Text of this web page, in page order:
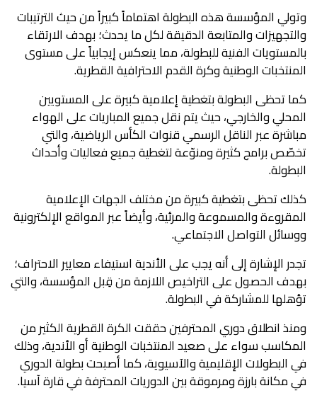
وتولي المؤسسة هذه البطولة اهتماماً كبيراً من حيث الترتيبات
والتجهيزات والمتابعة الدقيقة لكل ما يحدث؛ بهدف الارتقاء
بالمستويات الفنية للبطولة، مما ينعكس إيجابياً على مستوى
المنتخبات الوطنية وكرة القدم الاحترافية القطرية.
كما تحظى البطولة بتغطية إعلامية كبيرة على المستويين
المحلي والخارجي، حيث يتم نقل جميع المباريات على الهواء
مباشرة عبر الناقل الرسمي قنوات الكأس الرياضية، والتي
تخصّص برامج كثيرة ومنوّعة لتغطية جميع فعاليات وأحداث
البطولة.
كذلك تحظى بتغطية كبيرة من مختلف الجهات الإعلامية
المقروءة والمسموعة والمرئية، وأيضاً عبر المواقع الإلكترونية
ووسائل التواصل الاجتماعي.
تجدر الإشارة إلى أنه يجب على الأندية استيفاء معايير الاحتراف؛
بهدف الحصول على التراخيص اللازمة من قِبل المؤسسة، والتي
تؤهلها للمشاركة في البطولة.
ومنذ انطلاق دوري المحترفين حققت الكرة القطرية الكثير من
المكاسب سواء على صعيد المنتخبات الوطنية أو الأندية، وذلك
في البطولات الإقليمية والآسيوية، كما أصبحت بطولة الدوري
في مكانة بارزة ومرموقة بين الدوريات المحترفة في قارة آسيا.